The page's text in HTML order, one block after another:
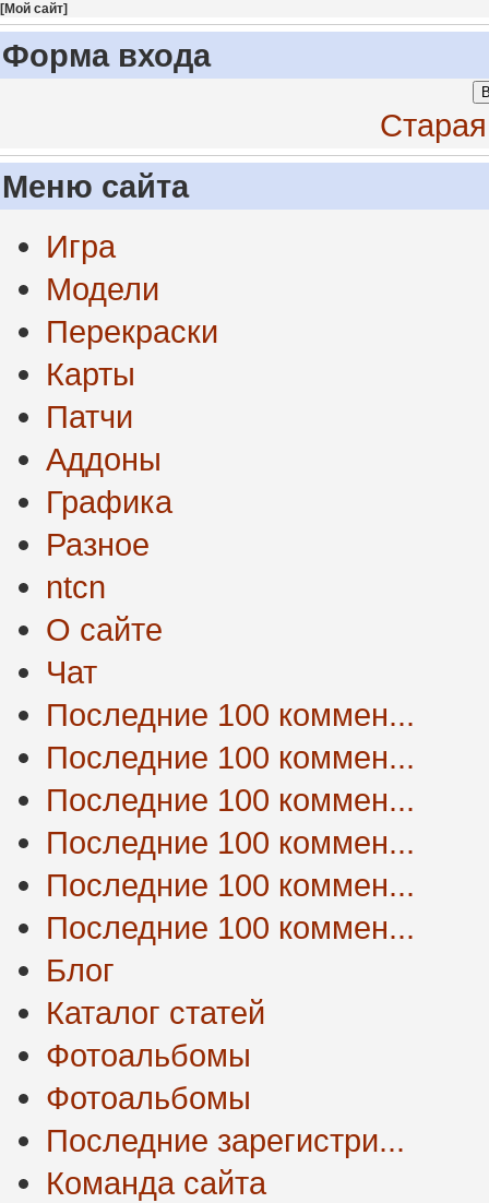
[Мой сайт]
Форма входа
Меню сайта
Игра
Модели
Перекраски
Карты
Патчи
Аддоны
Графика
Разное
ntcn
О сайте
Чат
Последние 100 коммен...
Последние 100 коммен...
Последние 100 коммен...
Последние 100 коммен...
Последние 100 коммен...
Последние 100 коммен...
Блог
Каталог статей
Фотоальбомы
Фотоальбомы
Последние зарегистри...
Команда сайта